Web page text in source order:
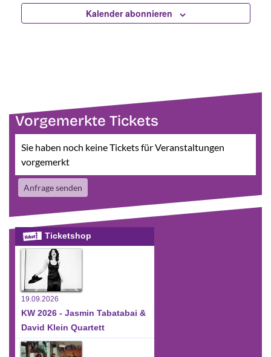
Kalender abonnieren
Vorgemerkte Tickets
Sie haben noch keine Tickets für Veranstaltungen
vorgemerkt
Anfrage senden
Ticketshop
19.09.2026
KW 2026 - Jasmin Tabatabai &
David Klein Quartett